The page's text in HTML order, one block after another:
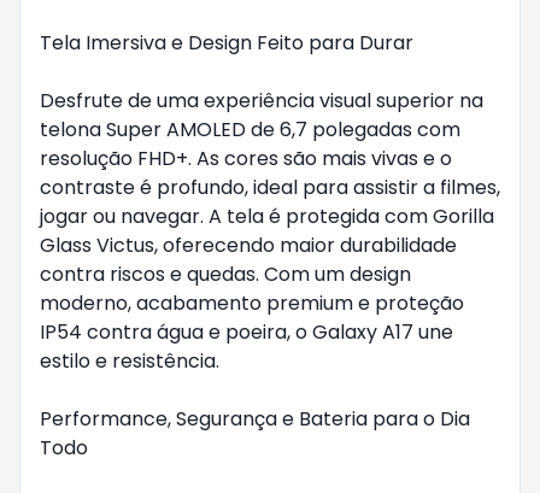
Tela Imersiva e Design Feito para Durar
Desfrute de uma experiência visual superior na
telona Super AMOLED de 6,7 polegadas com
resolução FHD+. As cores são mais vivas e o
contraste é profundo, ideal para assistir a filmes,
jogar ou navegar. A tela é protegida com Gorilla
Glass Victus, oferecendo maior durabilidade
contra riscos e quedas. Com um design
moderno, acabamento premium e proteção
IP54 contra água e poeira, o Galaxy A17 une
estilo e resistência.
Performance, Segurança e Bateria para o Dia
Todo